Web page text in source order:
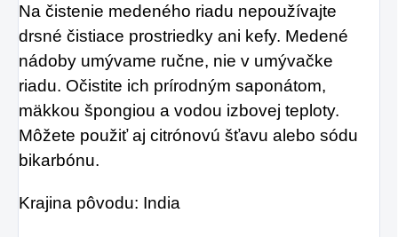
Na čistenie medeného riadu nepoužívajte
drsné čistiace prostriedky ani kefy. Medené
nádoby umývame ručne, nie v umývačke
riadu. Očistite ich prírodným saponátom,
mäkkou špongiou a vodou izbovej teploty.
Môžete použiť aj citrónovú šťavu alebo sódu
bikarbónu.
Krajina pôvodu: India